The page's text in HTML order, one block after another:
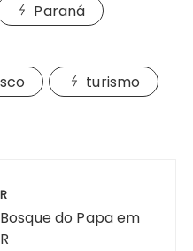
Paraná
turismo
do Papa em